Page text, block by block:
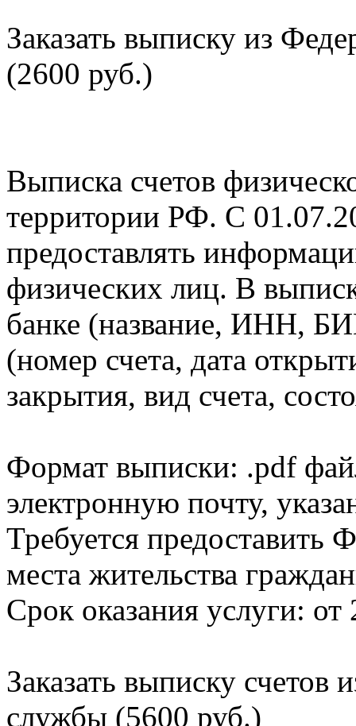
Заказать выписку из
(2600 руб.)
Выписка счетов
территории РФ. С
предоставлять
физических лиц. В
банке (название, ИНН,
(номер счета, дата
закрытия, вид счета,
Формат выписки: .pdf
электронную почту,
Требуется
места жительства
Срок оказания услуги: от
Заказать выписку счетов
службы (5600 руб.)